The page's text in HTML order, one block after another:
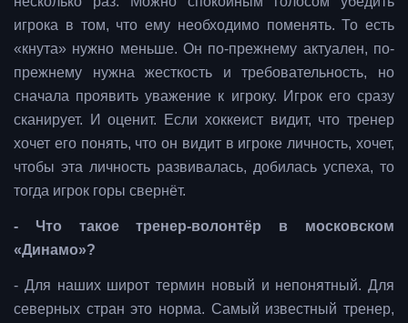
игрока в том, что ему необходимо поменять. То есть
«кнута» нужно меньше. Он по-прежнему актуален, по-
прежнему нужна жесткость и требовательность, но
сначала проявить уважение к игроку. Игрок его сразу
сканирует. И оценит. Если хоккеист видит, что тренер
хочет его понять, что он видит в игроке личность, хочет,
чтобы эта личность развивалась, добилась успеха, то
тогда игрок горы свернёт.
- Что такое тренер-волонтёр в московском
«Динамо»?
- Для наших широт термин новый и непонятный. Для
северных стран это норма. Самый известный тренер,